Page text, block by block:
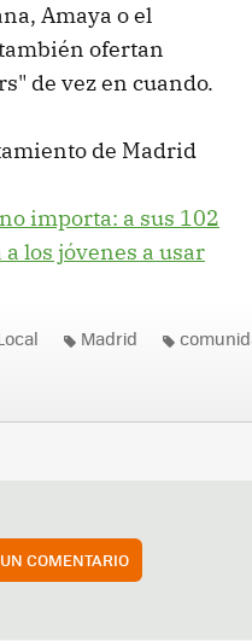
Amaya o el
ofertan
de vez en cuando.
de Madrid
importa: a sus 102
los jóvenes a usar
Madrid
COMENTARIO